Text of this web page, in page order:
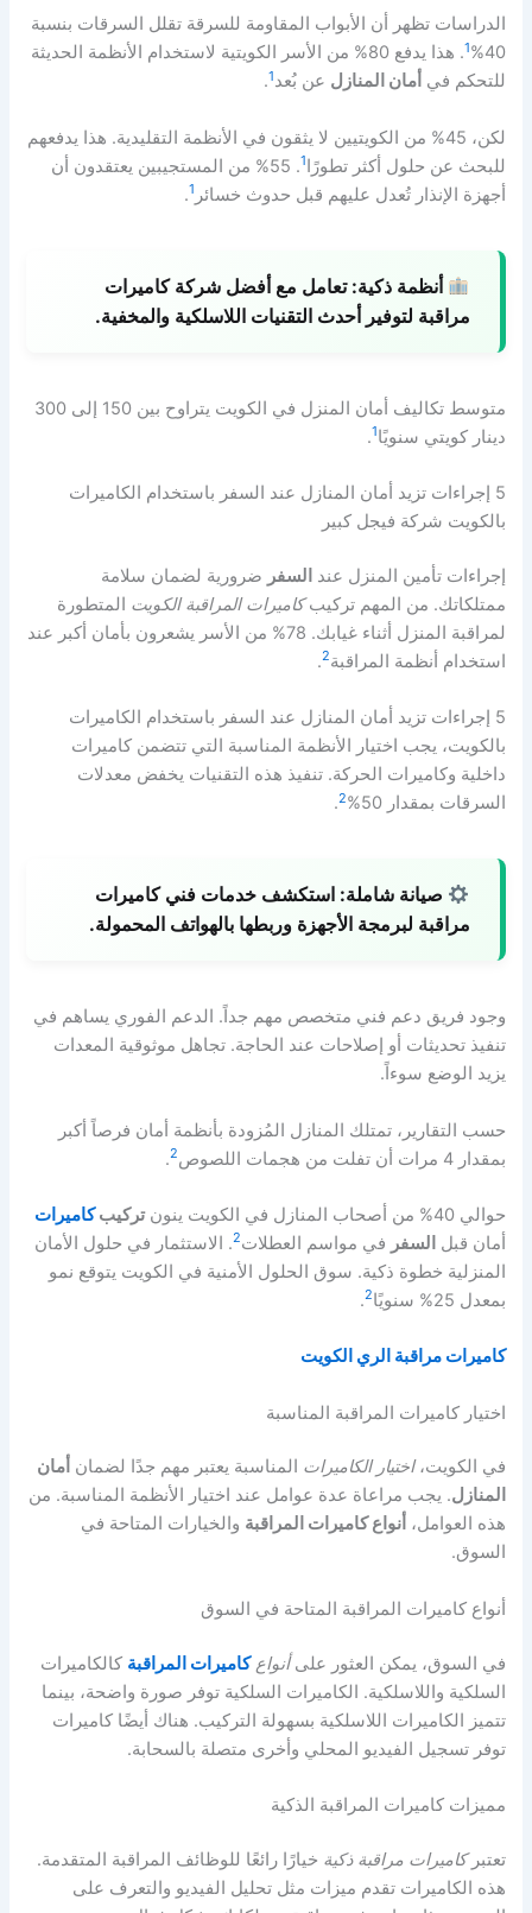
الدراسات تظهر أن الأبواب المقاومة للسرقة تقلل السرقات بنسبة
40%
1
. هذا يدفع 80% من الأسر الكويتية لاستخدام الأنظمة الحديثة
للتحكم في أمان المنازل عن بُعد1
.
لكن، 45% من الكويتيين لا يثقون في الأنظمة التقليدية. هذا يدفعهم
للبحث عن حلول أكثر تطورًا1
. 55% من المستجيبين يعتقدون أن
أجهزة الإنذار تُعدل عليهم قبل حدوث خسائر 1
.
أنظمة ذكية: تعامل مع أفضل شركة كاميرات
مراقبة لتوفير أحدث التقنيات اللاسلكية والمخفية.
متوسط تكاليف أمان المنزل في الكويت يتراوح بين 150 إلى 300
دينار كويتي سنويًا1
.
5 إجراءات تزيد أمان المنازل عند السفر باستخدام الكاميرات
بالكويت شركة فيجل كبير
إجراءات تأمين المنزل عند السفر ضرورية لضمان سلامة
ممتلكاتك. من المهم تركيبكاميرات المراقبة الكويت المتطورة
لمراقبة المنزل أثناء غيابك. 78% من الأسر يشعرون بأمان أكبر عند
استخدام أنظمة المراقبة2
.
5 إجراءات تزيد أمان المنازل عند السفر باستخدام الكاميرات
بالكويت، يجب اختيار الأنظمة المناسبة التي تتضمن كاميرات
داخلية وكاميرات الحركة. تنفيذ هذه التقنيات يخفض معدلات
السرقات بمقدار 50%
2
.
صيانة شاملة: استكشف خدمات فني كاميرات
مراقبة لبرمجة الأجهزة وربطها بالهواتف المحمولة.
وجود فريق دعم فني متخصص مهم جداً. الدعم الفوري يساهم في
تنفيذ تحديثات أو إصلاحات عند الحاجة. تجاهل موثوقية المعدات
يزيد الوضع سوءاً.
حسب التقارير، تمتلك المنازل المُزودة بأنظمة أمان فرصاً أكبر
بمقدار 4 مرات أن تفلت من هجمات اللصوص
2
.
حوالي 40% من أصحاب المنازل في الكويت ينون تركيبكاميرات
أمان قبل السفر في مواسم العطلات2. الاستثمار في حلول الأمان
المنزلية خطوة ذكية. سوق الحلول الأمنية في الكويت يتوقع نمو
بمعدل 25% سنويًا
2
.
كاميرات مراقبة الري الكويت
اختيار كاميرات المراقبة المناسبة
في الكويت،اختيار الكاميرات المناسبة يعتبر مهم جدًا لضمان أمان
المنازل. يجب مراعاة عدة عوامل عند اختيار الأنظمة المناسبة. من
هذه العوامل، أنواع كاميرات المراقبة والخيارات المتاحة في
السوق.
أنواع كاميرات المراقبة المتاحة في السوق
في السوق، يمكن العثور علىأنواعكاميرات المراقبة كالكاميرات
السلكية واللاسلكية. الكاميرات السلكية توفر صورة واضحة، بينما
تتميز الكاميرات اللاسلكية بسهولة التركيب. هناك أيضًا كاميرات
توفر تسجيل الفيديو المحلي وأخرى متصلة بالسحابة.
مميزات كاميرات المراقبة الذكية
تعتبركاميرات مراقبة ذكية خيارًا رائعًا للوظائف المراقبة المتقدمة.
هذه الكاميرات تقدم ميزات مثل تحليل الفيديو والتعرف على